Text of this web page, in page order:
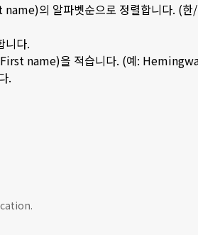
의 알파벳순으로 정렬합니다. (한
니다.
name)을 적습니다. (예:
.